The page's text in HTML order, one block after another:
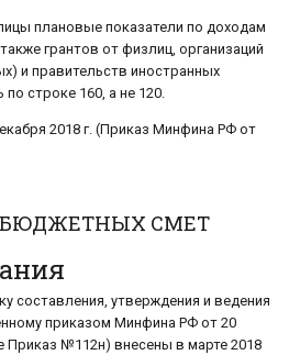
плановые показатели по доходам
грантов от физлиц, организаций
и правительств иностранных
строке 160, а не 120.
2018 г. (Приказ Минфина РФ от
СМЕТ
составления, утверждения и ведения
приказом Минфина РФ от 20
Приказ №112н) внесены в марте 2018